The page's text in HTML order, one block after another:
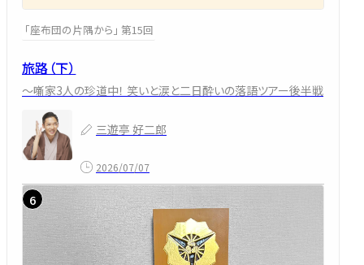
「座布団の片隅から」 第15回
旅路（下）
～噺家3人の珍道中！ 笑いと涙と二日酔いの落語ツアー後半戦
三遊亭 好二郎
2026/07/07